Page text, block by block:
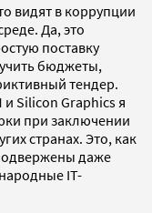
видят в коррупции
Да, это
поставку
бюджеты,
тендер.
Silicon Graphics я
при заключении
странах. Это, как
даже
IT-